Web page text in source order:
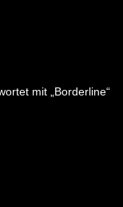
mit „Borderline“